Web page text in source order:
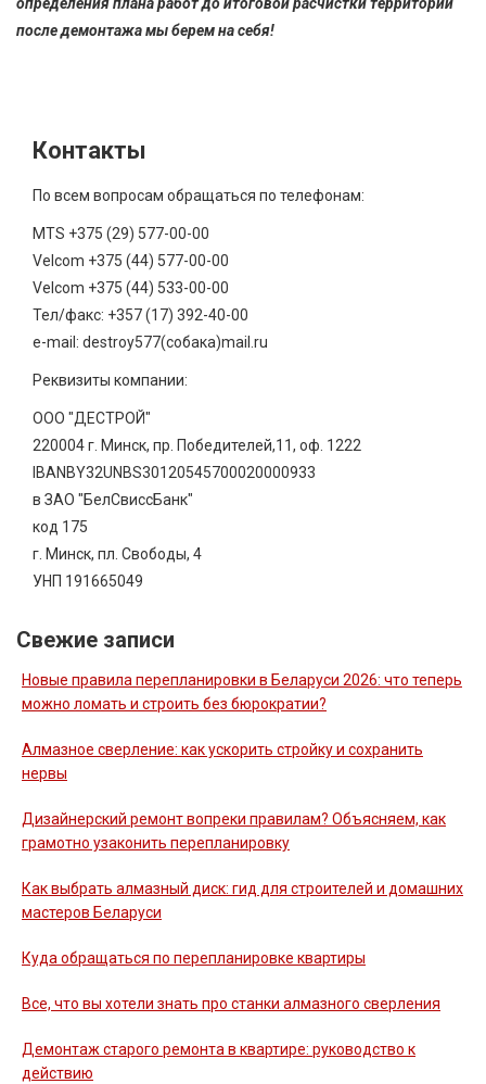
определения плана работ до итоговой расчистки территории
после демонтажа мы берем на себя!
Контакты
По всем вопросам обращаться по телефонам:
MTS +375 (29) 577-00-00
Velcom +375 (44) 577-00-00
Velcom +375 (44) 533-00-00
Тел/факс: +357 (17) 392-40-00
e-mail: destroy577(собака)mail.ru
Реквизиты компании:
ООО "ДЕСТРОЙ"
220004 г. Минск, пр. Победителей,11, оф. 1222
IBANBY32UNBS30120545700020000933
в ЗАО "БелСвиссБанк"
код 175
г. Минск, пл. Свободы, 4
УНП 191665049
Свежие записи
Новые правила перепланировки в Беларуси 2026: что теперь
можно ломать и строить без бюрократии?
Алмазное сверление: как ускорить стройку и сохранить
нервы
Дизайнерский ремонт вопреки правилам? Объясняем, как
грамотно узаконить перепланировку
Как выбрать алмазный диск: гид для строителей и домашних
мастеров Беларуси
Куда обращаться по перепланировке квартиры
Все, что вы хотели знать про станки алмазного сверления
Демонтаж старого ремонта в квартире: руководство к
действию